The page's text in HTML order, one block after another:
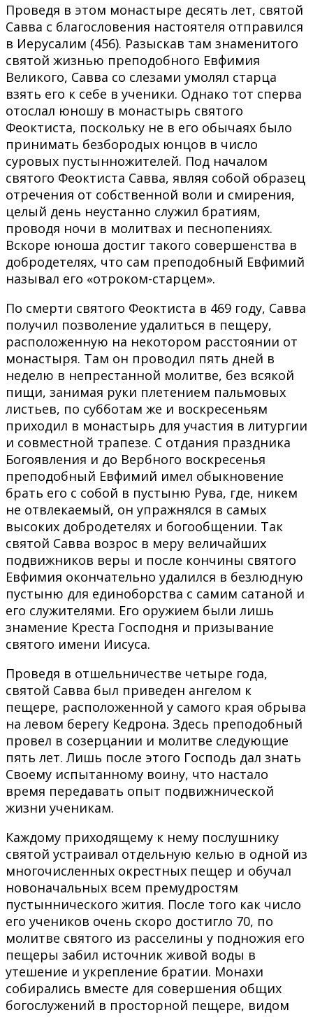
Проведя в этом монастыре десять лет, святой
Савва с благословения настоятеля отправился
в Иерусалим (456). Разыскав там знаменитого
святой жизнью преподобного Евфимия
Великого, Савва со слезами умолял старца
взять его к себе в ученики. Однако тот сперва
отослал юношу в монастырь святого
Феоктиста, поскольку не в его обычаях было
принимать безбородых юнцов в число
суровых пустынножителей. Под началом
святого Феоктиста Савва, являя собой образец
отречения от собственной воли и смирения,
целый день неустанно служил братиям,
проводя ночи в молитвах и песнопениях.
Вскоре юноша достиг такого совершенства в
добродетелях, что сам преподобный Евфимий
называл его «отроком-старцем».
По смерти святого Феоктиста в 469 году, Савва
получил позволение удалиться в пещеру,
расположенную на некотором расстоянии от
монастыря. Там он проводил пять дней в
неделю в непрестанной молитве, без всякой
пищи, занимая руки плетением пальмовых
листьев, по субботам же и воскресеньям
приходил в монастырь для участия в литургии
и совместной трапезе. С отдания праздника
Богоявления и до Вербного воскресенья
преподобный Евфимий имел обыкновение
брать его с собой в пустыню Рува, где, никем
не отвлекаемый, он упражнялся в самых
высоких добродетелях и богообщении. Так
святой Савва возрос в меру величайших
подвижников веры и после кончины святого
Евфимия окончательно удалился в безлюдную
пустыню для единоборства с самим сатаной и
его служителями. Его оружием были лишь
знамение Креста Господня и призывание
святого имени Иисуса.
Проведя в отшельничестве четыре года,
святой Савва был приведен ангелом к
пещере, расположенной у самого края обрыва
на левом берегу Кедрона. Здесь преподобный
провел в созерцании и молитве следующие
пять лет. Лишь после этого Господь дал знать
Своему испытанному воину, что настало
время передавать опыт подвижнической
жизни ученикам.
Каждому приходящему к нему послушнику
святой устраивал отдельную келью в одной из
многочисленных окрестных пещер и обучал
новоначальных всем премудростям
пустыннического жития. После того как число
его учеников очень скоро достигло 70, по
молитве святого из расселины у подножия его
пещеры забил источник живой воды в
утешение и укрепление братии. Монахи
собирались вместе для совершения общих
богослужений в просторной пещере, видом